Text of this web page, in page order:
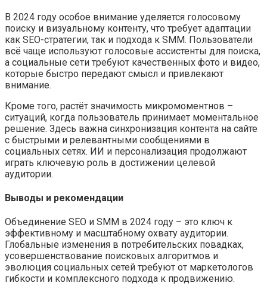
В 2024 году особое внимание уделяется голосовому
поиску и визуальному контенту, что требует адаптации
как SEO-стратегии, так и подхода к SMM. Пользователи
всё чаще используют голосовые ассистенты для поиска,
а социальные сети требуют качественных фото и видео,
которые быстро передают смысл и привлекают
внимание.
Кроме того, растёт значимость микромоментнов –
ситуаций, когда пользователь принимает моментальное
решение. Здесь важна синхронизация контента на сайте
с быстрыми и релевантными сообщениями в
социальных сетях. ИИ и персонализация продолжают
играть ключевую роль в достижении целевой
аудитории.
Выводы и рекомендации
Объединение SEO и SMM в 2024 году – это ключ к
эффективному и масштабному охвату аудитории.
Глобальные изменения в потребительских повадках,
усовершенствование поисковых алгоритмов и
эволюция социальных сетей требуют от маркетологов
гибкости и комплексного подхода к продвижению.